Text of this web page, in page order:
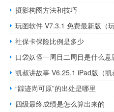
摄影构图方法和技巧
社保卡保险比例是多少
口袋妖怪一周目二周目是什么意
“踪迹尚可原”的出处是哪里
四级最终成绩是怎么算出来的